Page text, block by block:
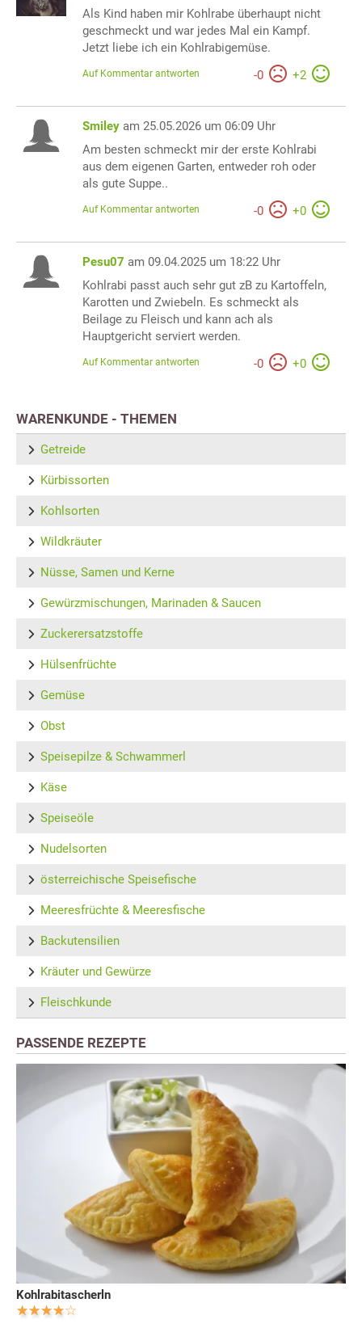
Als Kind haben mir Kohlrabe überhaupt nicht
geschmeckt und war jedes Mal ein Kampf.
Jetzt liebe ich ein Kohlrabigemüse.
-0 +2
Auf Kommentar antworten
Smiley am 25.05.2026 um 06:09 Uhr
Am besten schmeckt mir der erste Kohlrabi
aus dem eigenen Garten, entweder roh oder
als gute Suppe..
-0 +0
Auf Kommentar antworten
Pesu07 am 09.04.2025 um 18:22 Uhr
Kohlrabi passt auch sehr gut zB zu Kartoffeln,
Karotten und Zwiebeln. Es schmeckt als
Beilage zu Fleisch und kann ach als
Hauptgericht serviert werden.
-0 +0
Auf Kommentar antworten
WARENKUNDE - THEMEN
Getreide
Kürbissorten
Kohlsorten
Wildkräuter
Nüsse, Samen und Kerne
Gewürzmischungen, Marinaden & Saucen
Zuckerersatzstoffe
Hülsenfrüchte
Gemüse
Obst
Speisepilze & Schwammerl
Käse
Speiseöle
Nudelsorten
österreichische Speisefische
Meeresfrüchte & Meeresfische
Backutensilien
Kräuter und Gewürze
Fleischkunde
PASSENDE REZEPTE
Kohlrabitascherln